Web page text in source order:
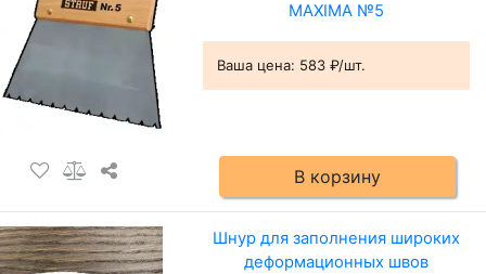
MAXIMA №5
Ваша цена: 583 ₽/шт.
В корзину
Шнур для заполнения широких
деформационных швов